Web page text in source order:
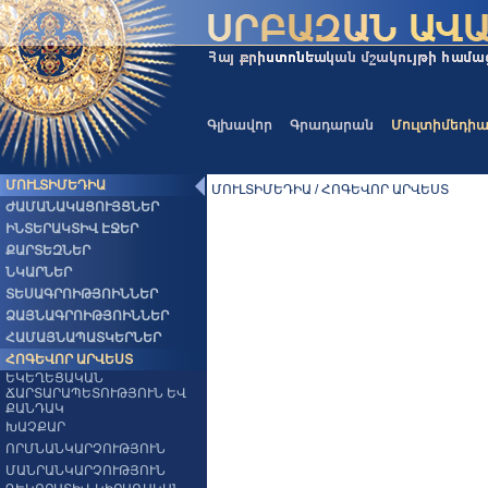
Գլխավոր Գրադարան Մուլտիմեդիա
ՄՈՒԼՏԻՄԵԴԻԱ
ԺԱՄԱՆԱԿԱՑՈՒՅՑՆԵՐ
ԻՆՏԵՐԱԿՏԻՎ ԷՋԵՐ
ՔԱՐՏԵԶՆԵՐ
ՆԿԱՐՆԵՐ
ՏԵՍԱԳՐՈԻԹՅՈԻՆՆԵՐ
ՁԱՅՆԱԳՐՈԻԹՅՈԻՆՆԵՐ
ՀԱՄԱՅՆԱՊԱՏԿԵՐՆԵՐ
ՀՈԳԵՎՈՐ ԱՐՎԵՍՏ
ԵԿԵՂԵՑԱԿԱՆ
ՃԱՐՏԱՐԱՊԵՏՈՒԹՅՈՒՆ ԵՎ
ՔԱՆԴԱԿ
ԽԱՉՔԱՐ
ՈՐՄՆԱՆԿԱՐՉՈՒԹՅՈՒՆ
ՄԱՆՐԱՆԿԱՐՉՈՒԹՅՈՒՆ
ՄՈՒԼՏԻՄԵԴԻԱ / ՀՈԳԵՎՈՐ ԱՐՎԵՍՏ